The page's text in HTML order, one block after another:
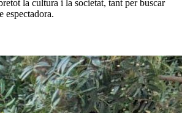
la cultura i la societat, tant per buscar
espectadora.